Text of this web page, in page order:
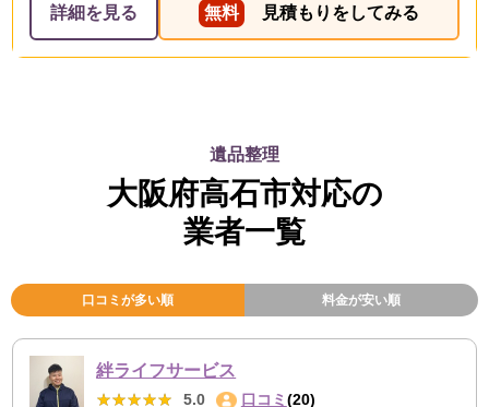
詳細を見る 無料 見積もりをしてみる
遺品整理
大阪府高石市対応の
業者一覧
口コミが多い順 料金が安い順
絆ライフサービス
★★★★★
★★★★★ 5.0 口コミ (20)